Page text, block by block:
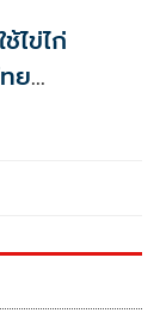
ไข่ไก่
ย